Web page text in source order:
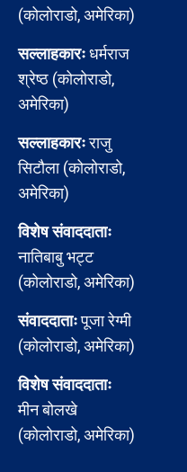
(कोलोराडो, अमेरिका)
सल्लाहकारःधर्मराज
श्रेष्ठ (कोलोराडो,
अमेरिका)
सल्लाहकारःराजु
सिटौला (कोलोराडो,
अमेरिका)
विशेष संवाददाताः
नातिबाबु भट्ट
(कोलोराडो, अमेरिका)
संवाददाताःपूजा रेग्मी
(कोलोराडो, अमेरिका)
विशेष संवाददाताः
मीन बोलखे
(कोलोराडो, अमेरिका)